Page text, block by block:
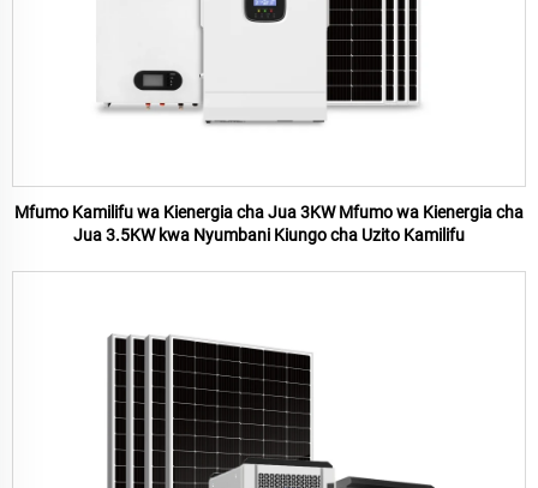
Mfumo Kamilifu wa Kienergia cha Jua 3KW Mfumo wa Kienergia cha
Jua 3.5KW kwa Nyumbani Kiungo cha Uzito Kamilifu